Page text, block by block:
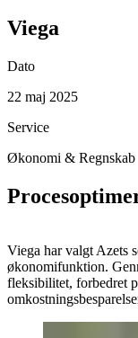
Viega
Dato
22 maj 2025
Service
Økonomi & Regnskab
Viega har valgt Azets
økonomifunktion.
fleksibilitet, forbedret